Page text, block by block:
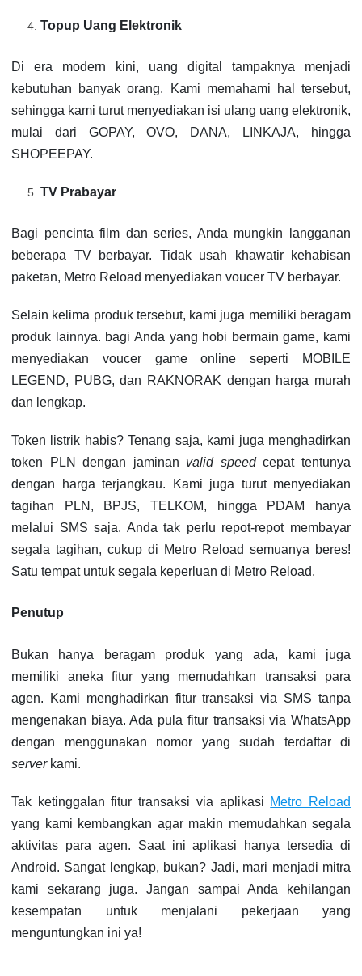
Topup Uang Elektronik
Di era modern kini, uang digital tampaknya menjadi
kebutuhan banyak orang. Kami memahami hal tersebut,
sehingga kami turut menyediakan isi ulang uang elektronik,
mulai dari GOPAY, OVO, DANA, LINKAJA, hingga
SHOPEEPAY.
TV Prabayar
Bagi pencinta film dan series, Anda mungkin langganan
beberapa TV berbayar. Tidak usah khawatir kehabisan
paketan, Metro Reload menyediakan voucer TV berbayar.
Selain kelima produk tersebut, kami juga memiliki beragam
produk lainnya. bagi Anda yang hobi bermain game, kami
menyediakan voucer game online seperti MOBILE
LEGEND, PUBG, dan RAKNORAK dengan harga murah
dan lengkap.
Token listrik habis? Tenang saja, kami juga menghadirkan
token PLN dengan jaminan valid speedcepat tentunya
dengan harga terjangkau. Kami juga turut menyediakan
tagihan PLN, BPJS, TELKOM, hingga PDAM hanya
melalui SMS saja. Anda tak perlu repot-repot membayar
segala tagihan, cukup di Metro Reload semuanya beres!
Satu tempat untuk segala keperluan di Metro Reload.
Penutup
Bukan hanya beragam produk yang ada, kami juga
memiliki aneka fitur yang memudahkan transaksi para
agen. Kami menghadirkan fitur transaksi via SMS tanpa
mengenakan biaya. Ada pula fitur transaksi via WhatsApp
dengan menggunakan nomor yang sudah terdaftar di
serverkami.
Tak ketinggalan fitur transaksi via aplikasi Metro Reload
yang kami kembangkan agar makin memudahkan segala
aktivitas para agen. Saat ini aplikasi hanya tersedia di
Android. Sangat lengkap, bukan? Jadi, mari menjadi mitra
kami sekarang juga. Jangan sampai Anda kehilangan
kesempatan untuk menjalani pekerjaan yang
menguntungkan ini ya!